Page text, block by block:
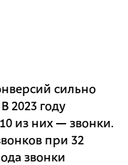
сильно
2023 году
из них — звонки.
при 32
звонки